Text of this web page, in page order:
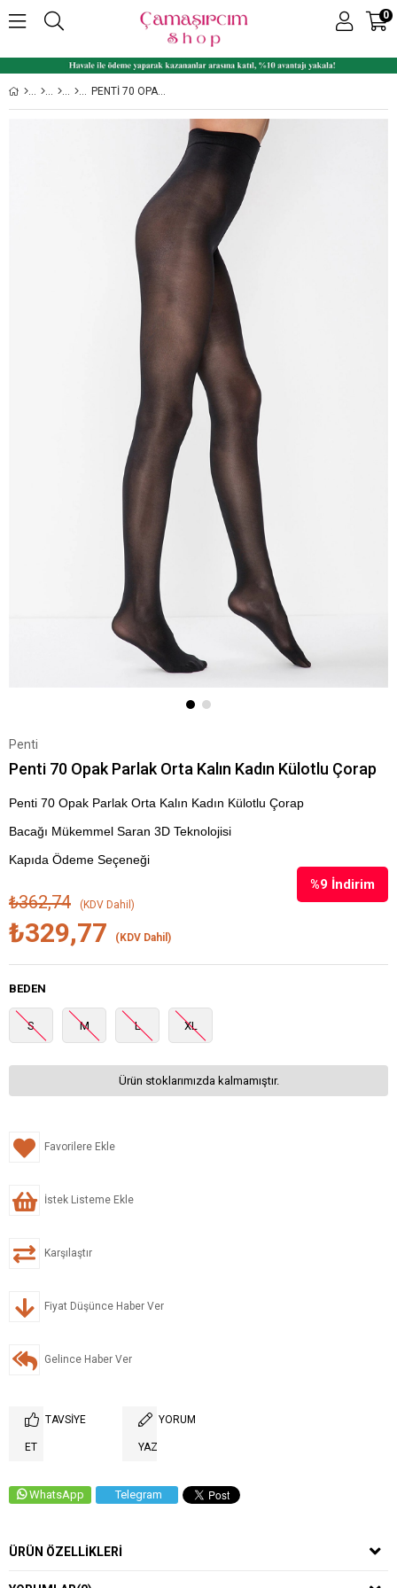
0
PENTI 70 OPAK PARLAK ORTA KALIN KADIN KÜLOTLU ÇORAP
Penti
Penti 70 Opak Parlak Orta Kalın Kadın Külotlu Çorap
Penti 70 Opak Parlak Orta Kalın Kadın Külotlu Çorap
Bacağı Mükemmel Saran 3D Teknolojisi
Kapıda Ödeme Seçeneği
%9 İndirim
₺362,74 (KDV Dahil)
₺329,77 (KDV Dahil)
BEDEN
S M L XL
Ürün stoklarımızda kalmamıştır.
Favorilere Ekle
İstek Listeme Ekle
Karşılaştır
Fiyat Düşünce Haber Ver
Gelince Haber Ver
TAVSIYE
ET
YORUM
YAZ
WhatsApp Telegram
ÜRÜN ÖZELLIKLERI